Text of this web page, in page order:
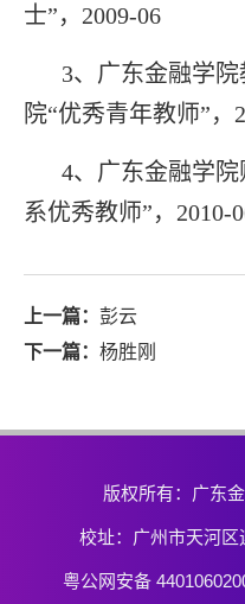
士”，2009-06
3、广东金融学
院“优秀青年教师”，
4、广东金融学
系优秀教师”，2010-
上一篇： 彭云
下一篇： 杨胜刚
版权所有：广东
校址：广州市天河
粤公网安备